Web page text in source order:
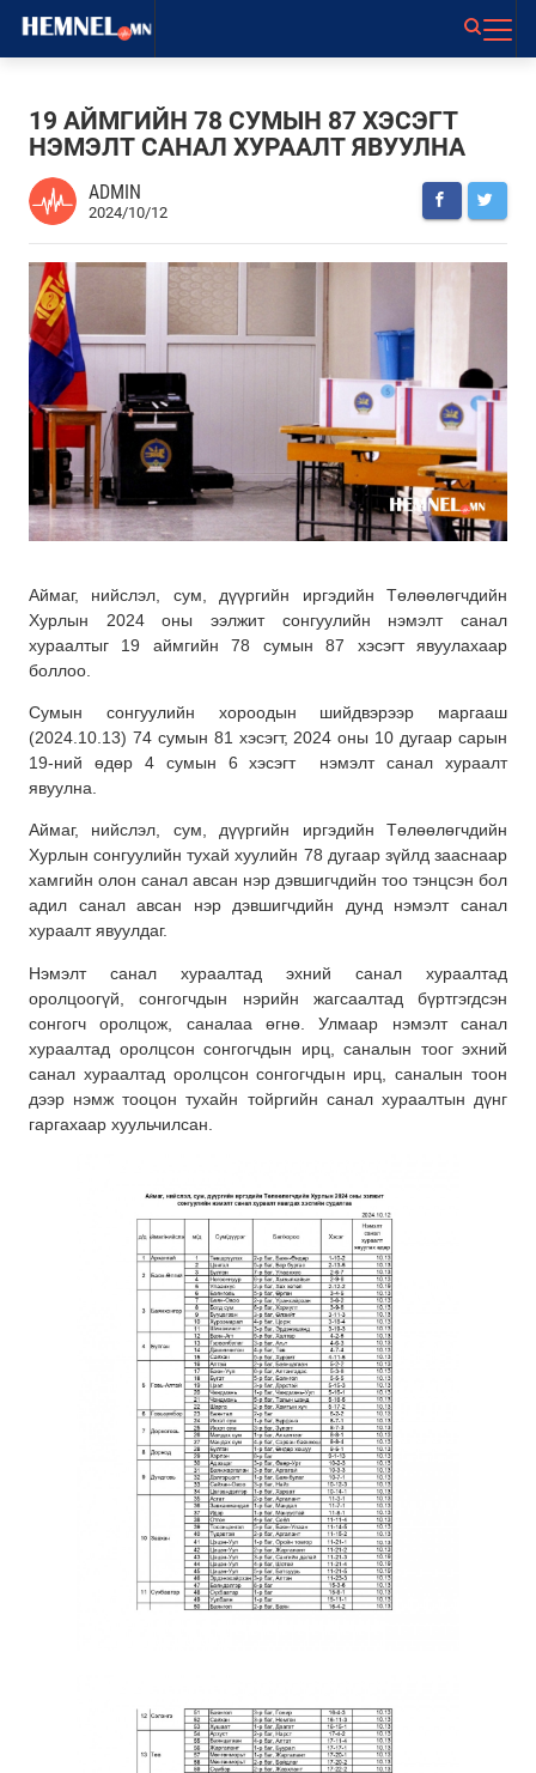
19 АЙМГИЙН 78 СУМЫН 87 ХЭСЭГТ
НЭМЭЛТ САНАЛ ХУРААЛТ ЯВУУЛНА
ADMIN
2024/10/12
Аймаг, нийслэл, сум, дүүргийн иргэдийн Төлөөлөгчдийн
Хурлын 2024 оны ээлжит сонгуулийн нэмэлт санал
хураалтыг 19 аймгийн 78 сумын 87 хэсэгт явуулахаар
боллоо.
Сумын сонгуулийн хороодын шийдвэрээр маргааш
(2024.10.13) 74 сумын 81 хэсэгт, 2024 оны 10 дугаар сарын
19-ний өдөр 4 сумын 6 хэсэгт нэмэлт санал хураалт
явуулна.
Аймаг, нийслэл, сум, дүүргийн иргэдийн Төлөөлөгчдийн
Хурлын сонгуулийн тухай хуулийн 78 дугаар зүйлд зааснаар
хамгийн олон санал авсан нэр дэвшигчдийн тоо тэнцсэн бол
адил санал авсан нэр дэвшигчдийн дунд нэмэлт санал
хураалт явуулдаг.
Нэмэлт санал хураалтад эхний санал хураалтад
оролцоогүй, сонгогчдын нэрийн жагсаалтад бүртгэгдсэн
сонгогч оролцож, саналаа өгнө. Улмаар нэмэлт санал
хураалтад оролцсон сонгогчдын ирц, саналын тоог эхний
санал хураалтад оролцсон сонгогчдын ирц, саналын тоон
дээр нэмж тооцон тухайн тойргийн санал хураалтын дүнг
гаргахаар хуульчилсан.